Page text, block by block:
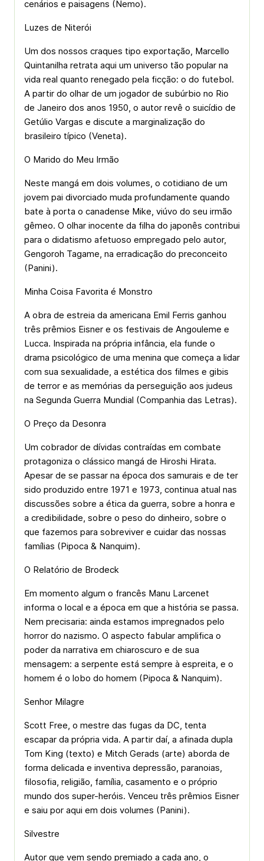
cenários e paisagens (Nemo).
Luzes de Niterói
Um dos nossos craques tipo exportação, Marcello
Quintanilha retrata aqui um universo tão popular na
vida real quanto renegado pela ficção: o do futebol.
A partir do olhar de um jogador de subúrbio no Rio
de Janeiro dos anos 1950, o autor revê o suicídio de
Getúlio Vargas e discute a marginalização do
brasileiro típico (Veneta).
O Marido do Meu Irmão
Neste mangá em dois volumes, o cotidiano de um
jovem pai divorciado muda profundamente quando
bate à porta o canadense Mike, viúvo do seu irmão
gêmeo. O olhar inocente da filha do japonês contribui
para o didatismo afetuoso empregado pelo autor,
Gengoroh Tagame, na erradicação do preconceito
(Panini).
Minha Coisa Favorita é Monstro
A obra de estreia da americana Emil Ferris ganhou
três prêmios Eisner e os festivais de Angouleme e
Lucca. Inspirada na própria infância, ela funde o
drama psicológico de uma menina que começa a lidar
com sua sexualidade, a estética dos filmes e gibis
de terror e as memórias da perseguição aos judeus
na Segunda Guerra Mundial (Companhia das Letras).
O Preço da Desonra
Um cobrador de dívidas contraídas em combate
protagoniza o clássico mangá de Hiroshi Hirata.
Apesar de se passar na época dos samurais e de ter
sido produzido entre 1971 e 1973, continua atual nas
discussões sobre a ética da guerra, sobre a honra e
a credibilidade, sobre o peso do dinheiro, sobre o
que fazemos para sobreviver e cuidar das nossas
famílias (Pipoca & Nanquim).
O Relatório de Brodeck
Em momento algum o francês Manu Larcenet
informa o local e a época em que a história se passa.
Nem precisaria: ainda estamos impregnados pelo
horror do nazismo. O aspecto fabular amplifica o
poder da narrativa em chiaroscuro e de sua
mensagem: a serpente está sempre à espreita, e o
homem é o lobo do homem (Pipoca & Nanquim).
Senhor Milagre
Scott Free, o mestre das fugas da DC, tenta
escapar da própria vida. A partir daí, a afinada dupla
Tom King (texto) e Mitch Gerads (arte) aborda de
forma delicada e inventiva depressão, paranoias,
filosofia, religião, família, casamento e o próprio
mundo dos super-heróis. Venceu três prêmios Eisner
e saiu por aqui em dois volumes (Panini).
Silvestre
Autor que vem sendo premiado a cada ano, o